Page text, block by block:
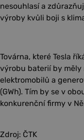
nesouhlasí a
výroby kvůli boji s
Továrna, které Tesla
výrobu baterií by
elektromobilů a
(GWh). Tím by se v
konkurenční firmy v
Zdroj: ČTK